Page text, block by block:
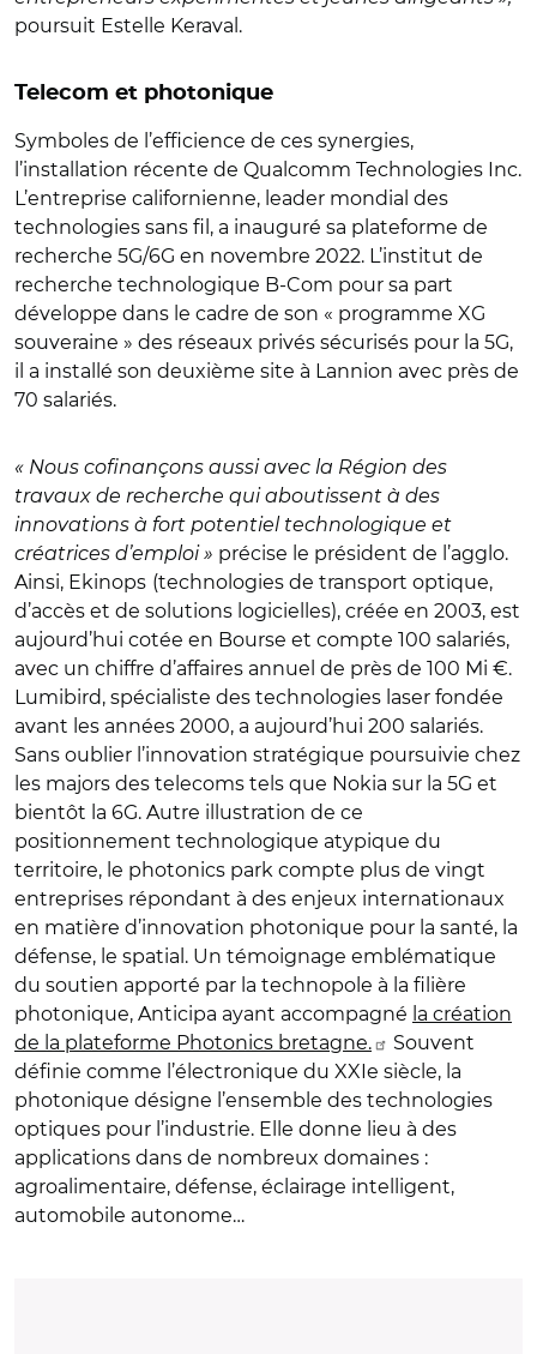
poursuit Estelle Keraval.
Telecom et photonique
Symboles de l’efficience de ces synergies,
l’installation récente de Qualcomm Technologies Inc.
L’entreprise californienne, leader mondial des
technologies sans fil, a inauguré sa plateforme de
recherche 5G/6G en novembre 2022. L’institut de
recherche technologique B-Com pour sa part
développe dans le cadre de son « programme XG
souveraine » des réseaux privés sécurisés pour la 5G,
il a installé son deuxième site à Lannion avec près de
70 salariés.
« Nous cofinançons aussi avec la Région des
travaux de recherche qui aboutissent à des
innovations à fort potentiel technologique et
créatrices d’emploi » précise le président de l’agglo.
Ainsi, Ekinops (technologies de transport optique,
d’accès et de solutions logicielles), créée en 2003, est
aujourd’hui cotée en Bourse et compte 100 salariés,
avec un chiffre d’affaires annuel de près de 100 Mi €.
Lumibird, spécialiste des technologies laser fondée
avant les années 2000, a aujourd’hui 200 salariés.
Sans oublier l’innovation stratégique poursuivie chez
les majors des telecoms tels que Nokia sur la 5G et
bientôt la 6G. Autre illustration de ce
positionnement technologique atypique du
territoire, le photonics park compte plus de vingt
entreprises répondant à des enjeux internationaux
en matière d’innovation photonique pour la santé, la
défense, le spatial. Un témoignage emblématique
du soutien apporté par la technopole à la filière
photonique, Anticipa ayant accompagné la création
de la plateforme Photonics bretagne.
Souvent
définie comme l’électronique du XXIe siècle, la
photonique désigne l’ensemble des technologies
optiques pour l’industrie. Elle donne lieu à des
applications dans de nombreux domaines :
agroalimentaire, défense, éclairage intelligent,
automobile autonome…